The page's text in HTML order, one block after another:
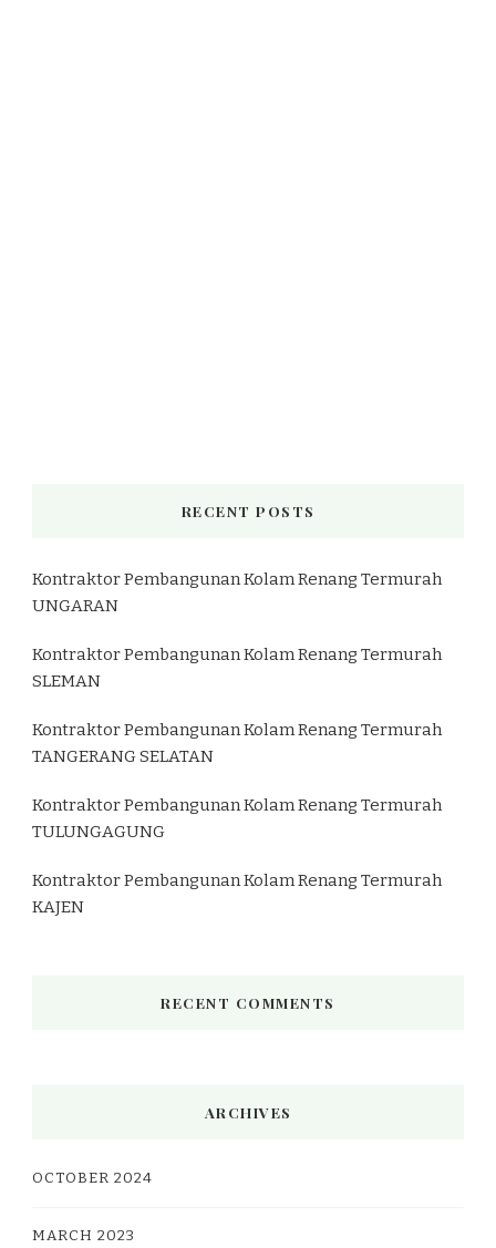
RECENT POSTS
Kontraktor Pembangunan Kolam Renang Termurah
UNGARAN
Kontraktor Pembangunan Kolam Renang Termurah
SLEMAN
Kontraktor Pembangunan Kolam Renang Termurah
TANGERANG SELATAN
Kontraktor Pembangunan Kolam Renang Termurah
TULUNGAGUNG
Kontraktor Pembangunan Kolam Renang Termurah
KAJEN
RECENT COMMENTS
ARCHIVES
OCTOBER 2024
MARCH 2023